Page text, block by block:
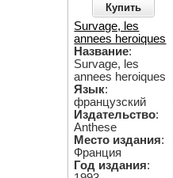
Купить
Survage, les
annees heroiques
Название:
Survage, les
annees heroiques
Язык:
французский
Издательство:
Anthese
Место издания:
Франция
Год издания: